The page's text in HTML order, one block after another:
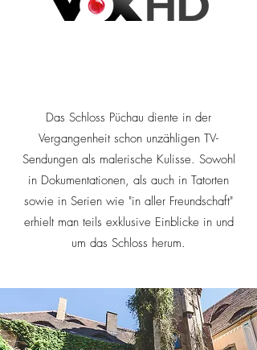
Das Schloss Püchau diente in der
Vergangenheit schon unzähligen TV-
Sendungen als malerische Kulisse. Sowohl
in Dokumentationen, als auch in Tatorten
sowie in Serien wie "in aller Freundschaft"
erhielt man teils exklusive Einblicke in und
um das Schloss herum.